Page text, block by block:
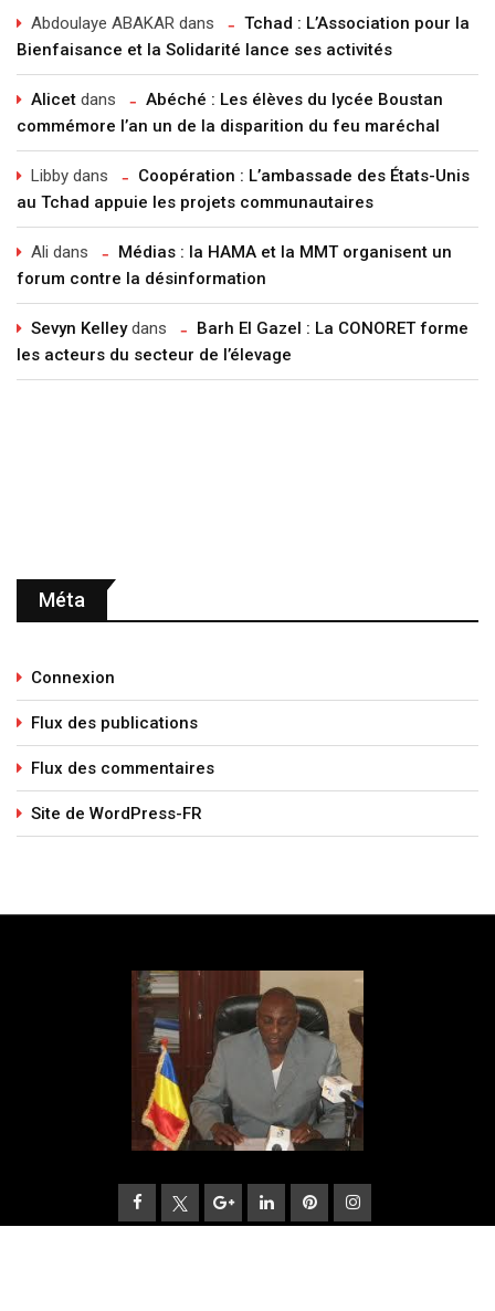
Abdoulaye ABAKAR dans
Tchad : L’Association pour la
Bienfaisance et la Solidarité lance ses activités
Alicet dans
Abéché : Les élèves du lycée Boustan
commémore l’an un de la disparition du feu maréchal
Libby dans
Coopération : L’ambassade des États-Unis
au Tchad appuie les projets communautaires
Ali dans
Médias : la HAMA et la MMT organisent un
forum contre la désinformation
Sevyn Kelleydans
Barh El Gazel : La CONORET forme
les acteurs du secteur de l’élevage
Méta
Connexion
Flux des publications
Flux des commentaires
Site de WordPress-FR